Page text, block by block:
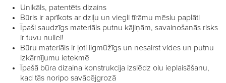
Unikāls, patentēts dizains
Būris ir aprīkots ar dziļu un viegli tīrāmu mēslu paplāti
Īpaši saudzīgs materiāls putnu kājiņām, savainošanās risks
ir tuvu nullei!
Būru materiāls ir ļoti ilgmūžīgs un nesairst vides un putnu
izkārnījumu ietekmē
Īpašā būra dizaina konstrukcija izslēdz olu ieplaisāšanu,
kad tās noripo savācējgrozā